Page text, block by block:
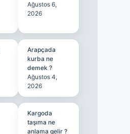
Ağustos 6,
2026
Arapçada
kurba ne
demek ?
Ağustos 4,
2026
Kargoda
taşıma ne
anlama gelir ?